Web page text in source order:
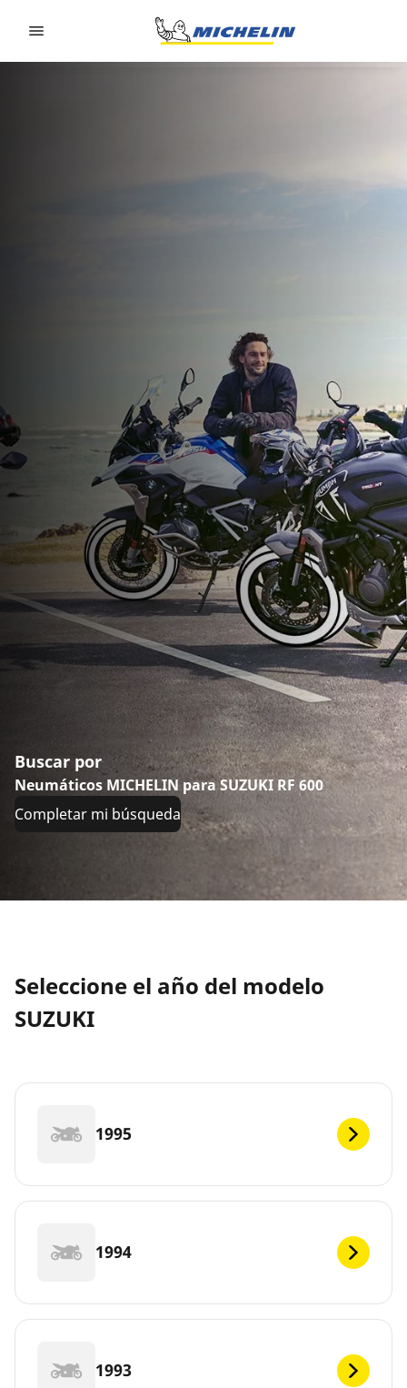
Buscar por
Neumáticos MICHELIN para SUZUKI RF 600
Completar mi búsqueda
Seleccione el año del modelo
SUZUKI
1995
1994
1993